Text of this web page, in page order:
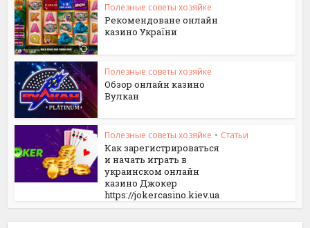
Полезные советы хозяйке
Рекомендоване онлайн
казино України
Полезные советы хозяйке
Обзор онлайн казино
Вулкан
Полезные советы хозяйке • Статьи
Как зарегистрироваться
и начать играть в
украинском онлайн
казино Джокер
https://jokercasino.kiev.ua